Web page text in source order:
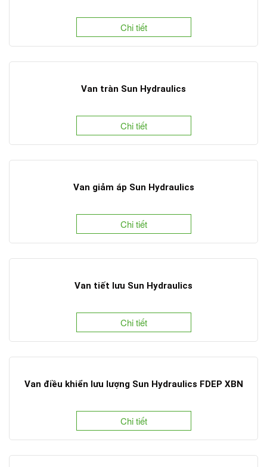
Chi tiết
Van tràn Sun Hydraulics
Chi tiết
Van giảm áp Sun Hydraulics
Chi tiết
Van tiết lưu Sun Hydraulics
Chi tiết
Van điều khiển lưu lượng Sun Hydraulics FDEP XBN
Chi tiết